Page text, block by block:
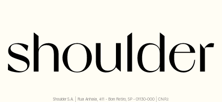
Shoulder S.A. | Rua Anhaia, 411 - Bom Retiro, SP - 01130-000 | CNPJ: